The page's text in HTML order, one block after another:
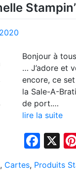
Bonjour à
… J’adore et
encore, ce
la Sale-A-
de port.…
lire la suite
X
, Cartes, Produits